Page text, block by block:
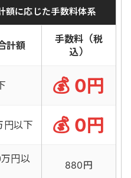
額に応じた手数料体系
計額
手数料（税
込）
0円
円以下 0円
円以
880円